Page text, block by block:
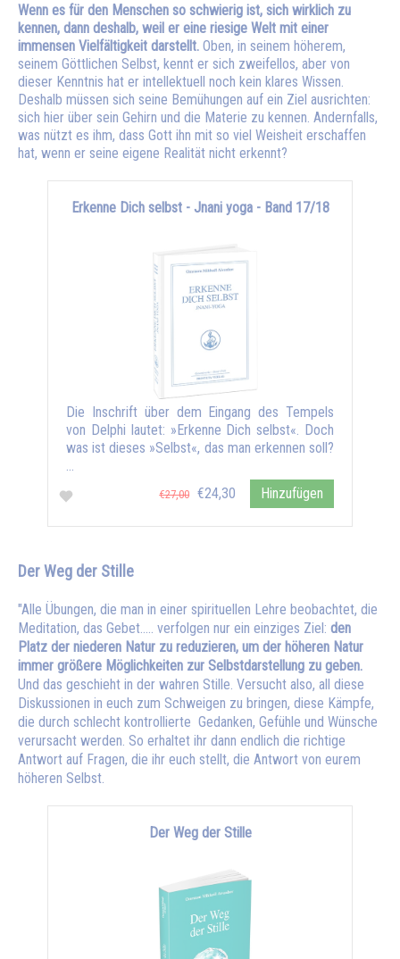
Wenn es für den Menschen so schwierig ist, sich wirklich zu
kennen, dann deshalb, weil er eine riesige Welt mit einer
immensen Vielfältigkeit darstellt. Oben, in seinem höherem,
seinem Göttlichen Selbst, kennt er sich zweifellos, aber von
dieser Kenntnis hat er intellektuell noch kein klares Wissen.
Deshalb müssen sich seine Bemühungen auf ein Ziel ausrichten:
sich hier über sein Gehirn und die Materie zu kennen. Andernfalls,
was nützt es ihm, dass Gott ihn mit so viel Weisheit erschaffen
hat, wenn er seine eigene Realität nicht erkennt?
Erkenne Dich selbst - Jnani yoga - Band 17/18
Die Inschrift über dem Eingang des Tempels
von Delphi lautet: »Erkenne Dich selbst«. Doch
was ist dieses »Selbst«, das man erkennen soll?
€27,00 €24,30 Hinzufügen
Der Weg der Stille
"Alle Übungen, die man in einer spirituellen Lehre beobachtet, die
Meditation, das Gebet..... verfolgen nur ein einziges Ziel: den
Platz der niederen Natur zu reduzieren, um der höheren Natur
immer größere Möglichkeiten zur Selbstdarstellung zu geben.
Und das geschieht in der wahren Stille. Versucht also, all diese
Diskussionen in euch zum Schweigen zu bringen, diese Kämpfe,
die durch schlecht kontrollierte Gedanken, Gefühle und Wünsche
verursacht werden. So erhaltet ihr dann endlich die richtige
Antwort auf Fragen, die ihr euch stellt, die Antwort von eurem
höheren Selbst.
Der Weg der Stille